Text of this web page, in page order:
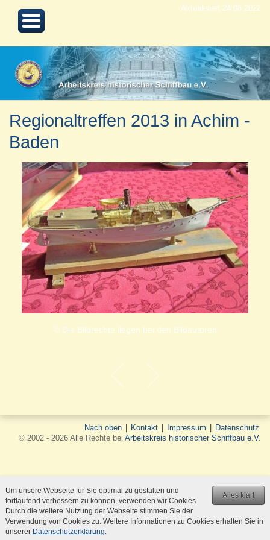
Aktualisiert 24.08.2022
Regionaltreffen 2013 in Achim -
Baden
© Die Bildrechte liegen bei den Bildautoren
Nach oben Kontakt Impressum
Datenschutz
© 2002 - 2026 Alle Rechte bei Arbeitskreis historischer Schiffbau e.V.
Alles klar!
Um unsere Webseite für Sie optimal zu gestalten und
fortlaufend verbessern zu können, verwenden wir Cookies.
Durch die weitere Nutzung der Webseite stimmen Sie der
Verwendung von Cookies zu. Weitere Informationen zu Cookies erhalten Sie in
unserer Datenschutzerklärung